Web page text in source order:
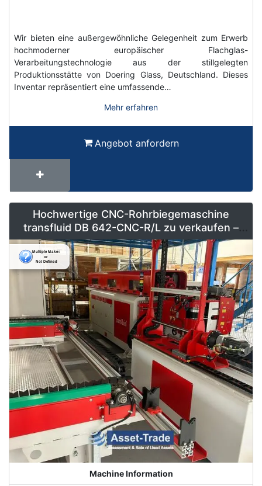
Wir bieten eine außergewöhnliche Gelegenheit zum Erwerb
hochmoderner europäischer Flachglas-
Verarbeitungstechnologie aus der stillgelegten
Produktionsstätte von Doering Glass, Deutschland. Dieses
Inventar repräsentiert eine umfassende…
Mehr erfahren
Angebot anfordern
Hochwertige CNC-Rohrbiegemaschine
transfluid DB 642-CNC-R/L zu verkaufen –
Vollautomatisiert & Neuwertig
Machine Information